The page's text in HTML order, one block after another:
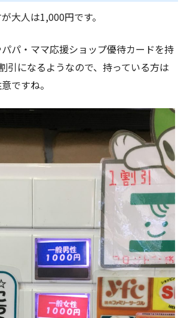
大人は1,000円です。
パ・ママ応援ショップ優待カードを持
引になるようなので、持っている方は
ですね。